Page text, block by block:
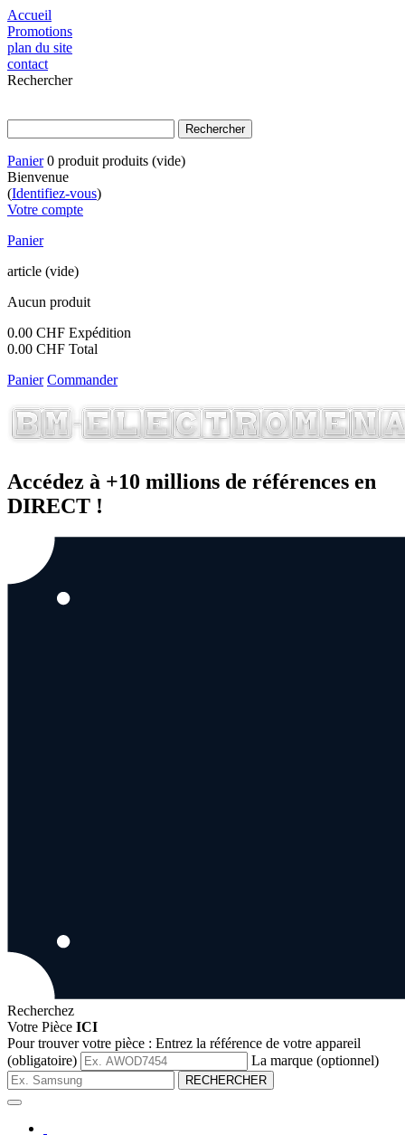
Accueil
Promotions
plan du site
contact
Rechercher
Panier 0 produit produits (vide)
Bienvenue
(Identifiez-vous)
Votre compte
Panier
article (vide)
Aucun produit
0.00 CHF Expédition
0.00 CHF Total
Panier Commander
Accédez à +10 millions de références en
DIRECT !
Recherchez
Votre Pièce ICI
Pour trouver votre pièce : Entrez la référence de votre appareil
(obligatoire)
La marque (optionnel)
RECHERCHER